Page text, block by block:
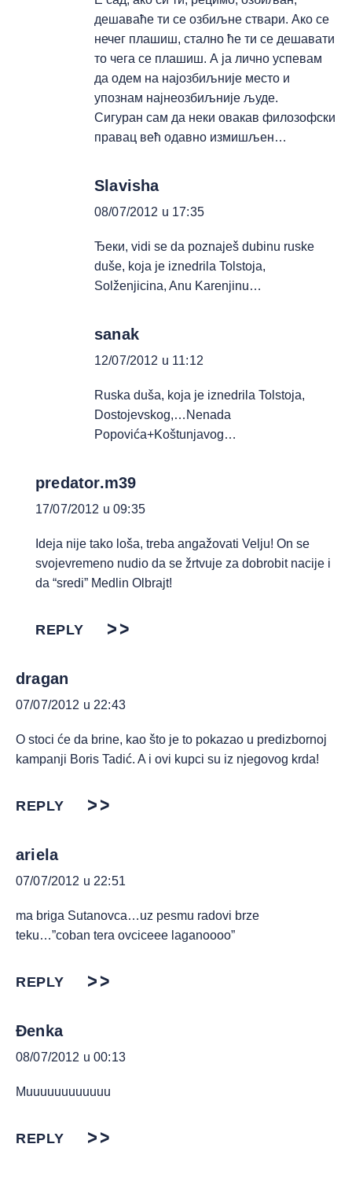
дешаваће ти се озбиљне ствари. Ако се
нечег плашиш, стално ће ти се дешавати
то чега се плашиш. А ја лично успевам
да одем на најозбиљније место и
упознам најнеозбиљније људе.
Сигуран сам да неки овакав филозофски
правац већ одавно измишљен…
Slavisha
08/07/2012 u 17:35
Ђеки, vidi se da poznaješ dubinu ruske
duše, koja je iznedrila Tolstoja,
Solženjicina, Anu Karenjinu…
sanak
12/07/2012 u 11:12
Ruska duša, koja je iznedrila Tolstoja,
Dostojevskog,…Nenada
Popovića+Koštunjavog…
predator.m39
17/07/2012 u 09:35
Ideja nije tako loša, treba angažovati Velju! On se
svojevremeno nudio da se žrtvuje za dobrobit nacije i
da “sredi” Medlin Olbrajt!
REPLY
dragan
07/07/2012 u 22:43
O stoci će da brine, kao što je to pokazao u predizbornoj
kampanji Boris Tadić. A i ovi kupci su iz njegovog krda!
REPLY
ariela
07/07/2012 u 22:51
ma briga Sutanovca…uz pesmu radovi brze
teku…”coban tera ovciceee laganoooo”
REPLY
Đenka
08/07/2012 u 00:13
Muuuuuuuuuuuu
REPLY